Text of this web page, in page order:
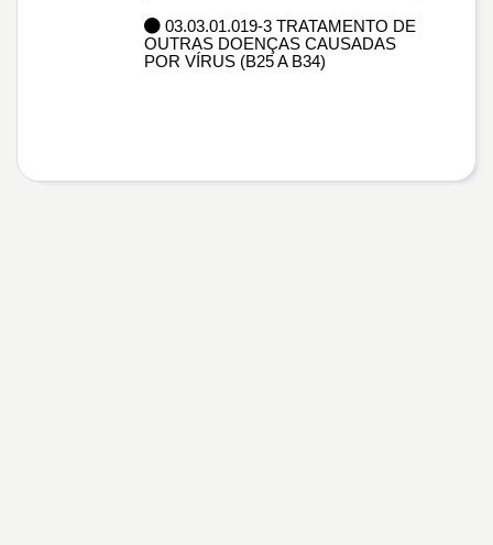
03.03.01.019-3 TRATAMENTO DE
OUTRAS DOENÇAS CAUSADAS
POR VÍRUS (B25 A B34)